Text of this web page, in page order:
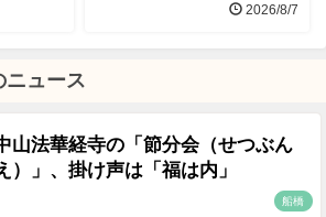
2026/8/7
ニュース
山法華経寺の「節分会（せつぶん
）」、掛け声は「福は内」
船橋